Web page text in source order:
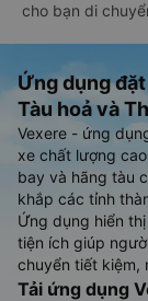
cho bạn di
Ứng dụng
Tàu hoả và
Vexere - ứng
xe chất lượng
bay và hãng tàu
khắp các tỉnh
Ứng dụng hiển
tiện ích giúp
chuyển tiết kiệm,
Tải ứng dụng